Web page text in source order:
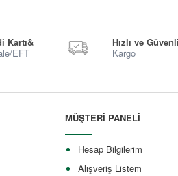
Kartı&
EFT
Hızlı ve Güvenli
Kargo
MÜŞTERİ PANELİ
Hesap Bilgilerim
Alışveriş Listem